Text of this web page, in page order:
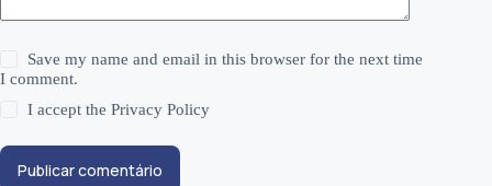
Save my name and email in this browser for the next time
I comment.
I accept thePrivacy Policy
Publicar comentário